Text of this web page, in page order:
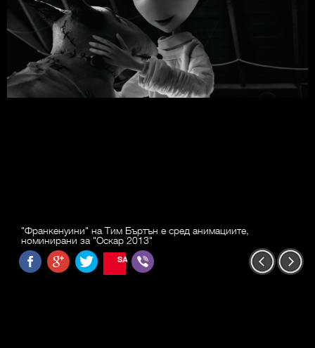
"Франкенуини" на Тим Бъртън е сред анимациите,
номинирани за "Оскар 2013"
SAVE